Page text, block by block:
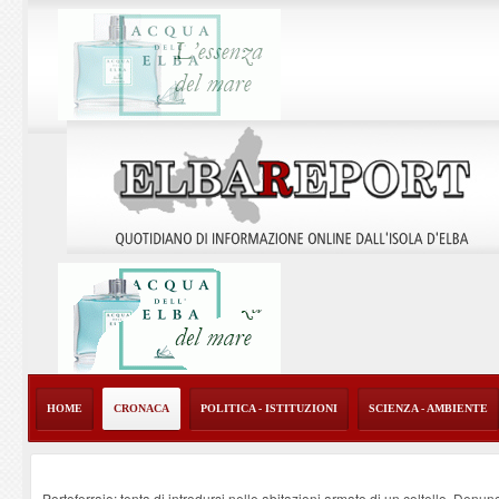
HOME CRONACA POLITICA - ISTITUZIONI SCIENZA - AMBIENTE